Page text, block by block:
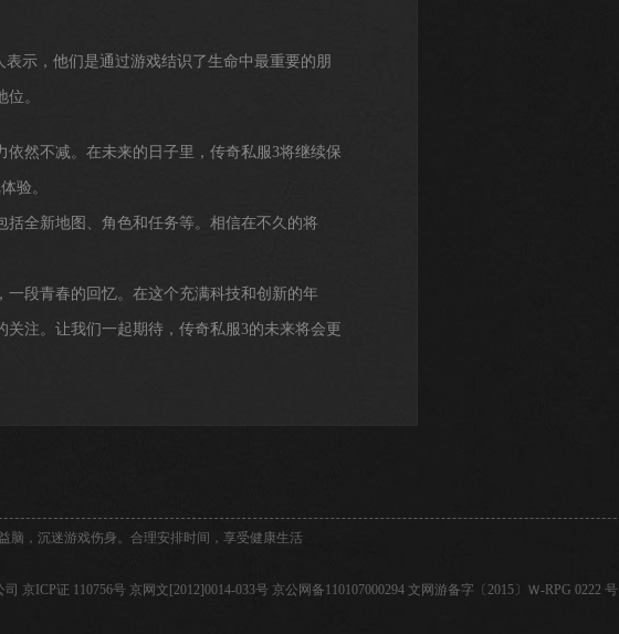
示，他们是通过游戏结识了生命中最重要的朋
。
然不减。在未来的日子里，传奇私服3将继续保
验。
全新地图、角色和任务等。相信在不久的将
段青春的回忆。在这个充满科技和创新的年
注。让我们一起期待，传奇私服3的未来将会更
脑，沉迷游戏伤身。合理安排时间，享受健康生活
司 京ICP证 110756号 京网文[2012]0014-033号 京公网备110107000294 文网游备字〔2015〕Ｗ-RPG 0222 号